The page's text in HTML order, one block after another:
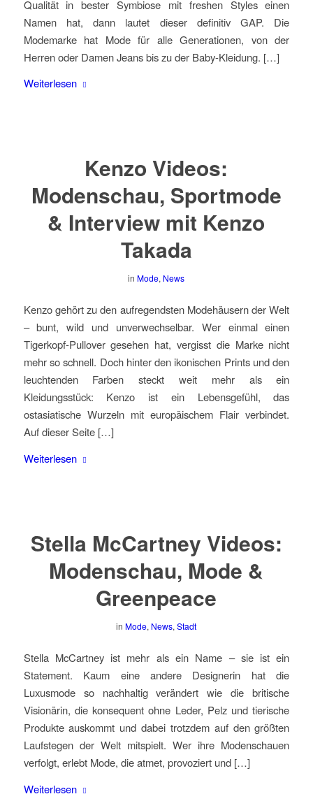
Qualität in bester Symbiose mit freshen Styles einen
Namen hat, dann lautet dieser definitiv GAP. Die
Modemarke hat Mode für alle Generationen, von der
Herren oder Damen Jeans bis zu der Baby-Kleidung. […]
Weiterlesen
Kenzo Videos:
Modenschau, Sportmode
& Interview mit Kenzo
Takada
in Mode, News
Kenzo gehört zu den aufregendsten Modehäusern der Welt
– bunt, wild und unverwechselbar. Wer einmal einen
Tigerkopf-Pullover gesehen hat, vergisst die Marke nicht
mehr so schnell. Doch hinter den ikonischen Prints und den
leuchtenden Farben steckt weit mehr als ein
Kleidungsstück: Kenzo ist ein Lebensgefühl, das
ostasiatische Wurzeln mit europäischem Flair verbindet.
Auf dieser Seite […]
Weiterlesen
Stella McCartney Videos:
Modenschau, Mode &
Greenpeace
in Mode, News,Stadt
Stella McCartney ist mehr als ein Name – sie ist ein
Statement. Kaum eine andere Designerin hat die
Luxusmode so nachhaltig verändert wie die britische
Visionärin, die konsequent ohne Leder, Pelz und tierische
Produkte auskommt und dabei trotzdem auf den größten
Laufstegen der Welt mitspielt. Wer ihre Modenschauen
verfolgt, erlebt Mode, die atmet, provoziert und […]
Weiterlesen